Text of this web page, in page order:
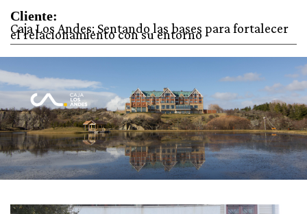
Cliente:
Caja Los Andes: Sentando las bases para fortalecer
el relacionamiento con su entorno